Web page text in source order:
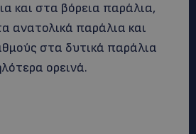
και στα βόρεια παράλια,
ανατολικά παράλια και
στα δυτικά παράλια
ορεινά.